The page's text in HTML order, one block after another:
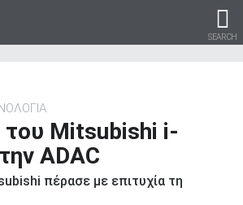
SEARCH
πάντα για το
αυτοκίνητο!
Mitsubishi i-
ADAC
πέρασε με επιτυχία τη